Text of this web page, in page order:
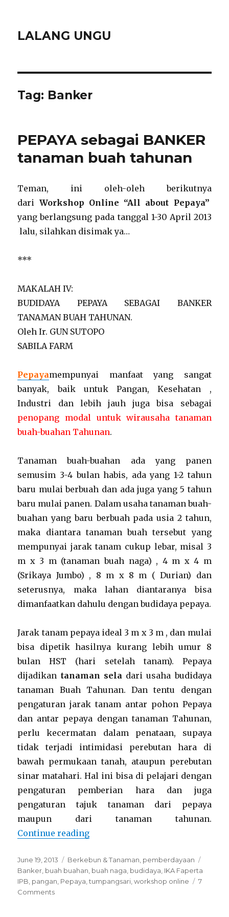
LALANG UNGU
Tag: Banker
PEPAYA sebagai BANKER
tanaman buah tahunan
Teman, ini oleh-oleh berikutnya
dari Workshop Online “All about Pepaya”
yang berlangsung pada tanggal 1-30 April 2013
lalu, silahkan disimak ya…
***
MAKALAH IV:
BUDIDAYA PEPAYA SEBAGAI BANKER
TANAMAN BUAH TAHUNAN.
Oleh Ir. GUN SUTOPO
SABILA FARM
Pepayamempunyai manfaat yang sangat
banyak, baik untuk Pangan, Kesehatan ,
Industri dan lebih jauh juga bisa sebagai
penopang modal untuk wirausaha tanaman
buah-buahan Tahunan.
Tanaman buah-buahan ada yang panen
semusim 3-4 bulan habis, ada yang 1-2 tahun
baru mulai berbuah dan ada juga yang 5 tahun
baru mulai panen. Dalam usaha tanaman buah-
buahan yang baru berbuah pada usia 2 tahun,
maka diantara tanaman buah tersebut yang
mempunyai jarak tanam cukup lebar, misal 3
m x 3 m (tanaman buah naga) , 4 m x 4 m
(Srikaya Jumbo) , 8 m x 8 m ( Durian) dan
seterusnya, maka lahan diantaranya bisa
dimanfaatkan dahulu dengan budidaya pepaya.
Jarak tanam pepaya ideal 3 m x 3 m , dan mulai
bisa dipetik hasilnya kurang lebih umur 8
bulan HST (hari setelah tanam). Pepaya
dijadikan tanaman seladari usaha budidaya
tanaman Buah Tahunan. Dan tentu dengan
pengaturan jarak tanam antar pohon Pepaya
dan antar pepaya dengan tanaman Tahunan,
perlu kecermatan dalam penataan, supaya
tidak terjadi intimidasi perebutan hara di
bawah permukaan tanah, ataupun perebutan
sinar matahari. Hal ini bisa di pelajari dengan
pengaturan pemberian hara dan juga
pengaturan tajuk tanaman dari pepaya
maupun dari tanaman tahunan.
Continue reading“PEPAYA sebagai BANKER
Posted
on
June 19, 2013 Categories
Berkebun & Tanaman pemberdayaan
Banker buah buahan buah naga budidaya IKA Faperta
IPB pangan Pepaya ,tumpangsari ,workshop online
7
Commentson